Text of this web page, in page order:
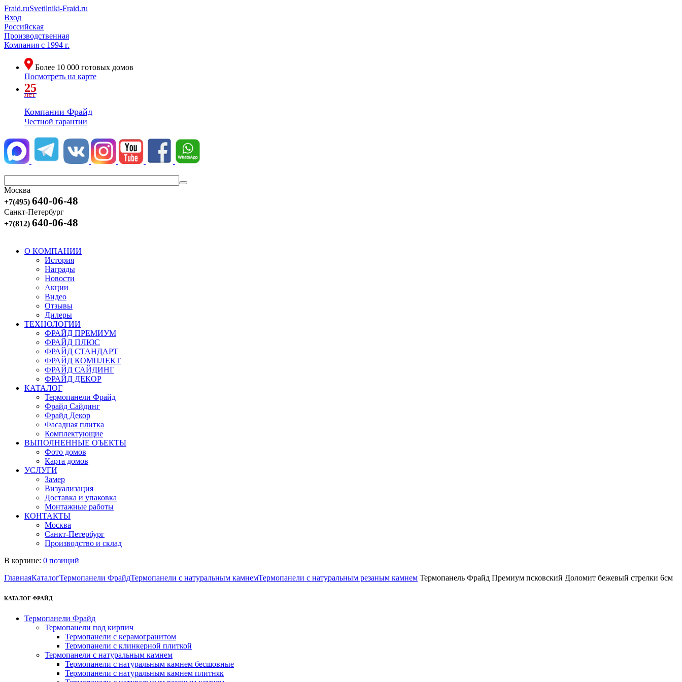
Fraid.ruSvetilniki-Fraid.ru
Вход
Российская
Производственная
Компания с 1994 г.
Более 10 000 готовых домов
Посмотреть на карте
25
лет
Компании Фрайд
Честной гарантии
Москва
+7(495) 640-06-48
Санкт-Петербург
+7(812) 640-06-48
О КОМПАНИИ
История
Награды
Новости
Акции
Видео
Отзывы
Дилеры
ТЕХНОЛОГИИ
ФРАЙД ПРЕМИУМ
ФРАЙД ПЛЮС
ФРАЙД СТАНДАРТ
ФРАЙД КОМПЛЕКТ
ФРАЙД САЙДИНГ
ФРАЙД ДЕКОР
КАТАЛОГ
Термопанели Фрайд
Фрайд Сайдинг
Фрайд Декор
Фасадная плитка
Комплектующие
ВЫПОЛНЕННЫЕ ОЪЕКТЫ
Фото домов
Карта домов
УСЛУГИ
Замер
Визуализация
Доставка и упаковка
Монтажные работы
КОНТАКТЫ
Москва
Санкт-Петербург
Производство и склад
В корзине: 0 позиций
ГлавнаяКаталогТермопанели ФрайдТермопанели с натуральным камнемТермопанели с натуральным резаным камнем Термопанель Фрайд Премиум псковский Доломит бежевый стрелки 6см
КАТАЛОГ ФРАЙД
Термопанели Фрайд
Термопанели под кирпич
Термопанели с керамогранитом
Термопанели с клинкерной плиткой
Термопанели с натуральным камнем
Термопанели с натуральным камнем бесшовные
Термопанели с натуральным камнем плитняк